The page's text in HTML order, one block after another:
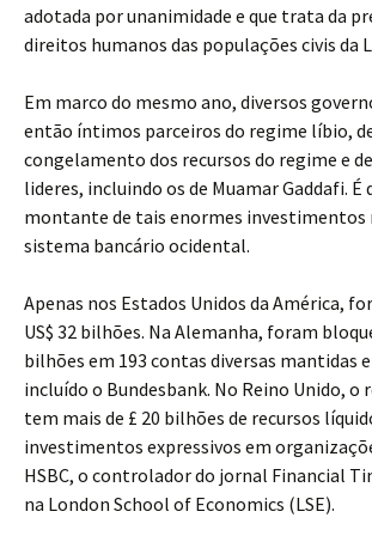
adotada por unanimidade e que trata da
direitos humanos das populações civis da
Em marco do mesmo ano, diversos
então íntimos parceiros do regime líbio,
congelamento dos recursos do regime e
lideres, incluindo os de Muamar Gaddafi.
montante de tais enormes investimentos
sistema bancário ocidental.
Apenas nos Estados Unidos da América,
US$ 32 bilhões. Na Alemanha, foram
bilhões em 193 contas diversas mantidas
incluído o Bundesbank. No Reino Unido, o
tem mais de £ 20 bilhões de recursos
investimentos expressivos em
HSBC, o controlador do jornal Financial
na London School of Economics (LSE).